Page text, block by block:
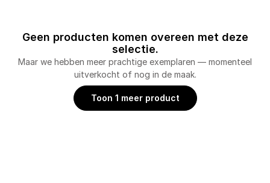
Geen producten komen overeen met deze
selectie.
Maar we hebben meer prachtige exemplaren — momenteel
uitverkocht of nog in de maak.
Toon 1 meer product